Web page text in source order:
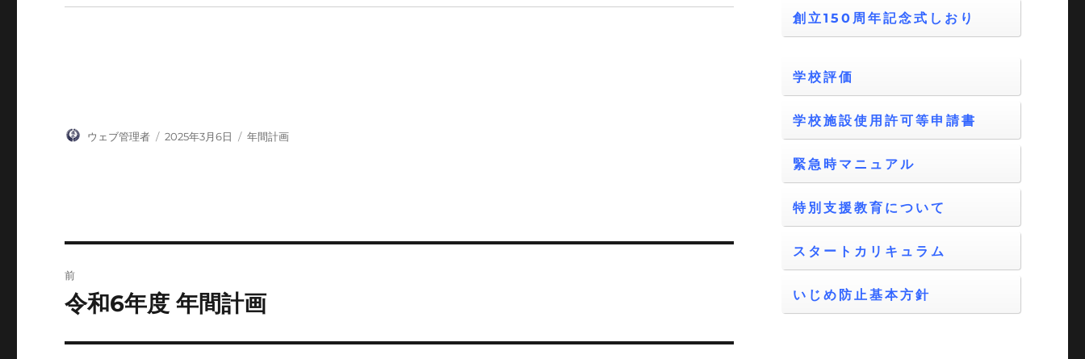
投
ウェブ管理者
投
2025年3月6日
カ
年間計画
稿
前
前
投
令和6年度 年間計画
創立150周年記念式しおり
学校評価
学校施設使用許可等申請書
緊急時マニュアル
特別支援教育について
スタートカリキュラム
いじめ防止基本方針